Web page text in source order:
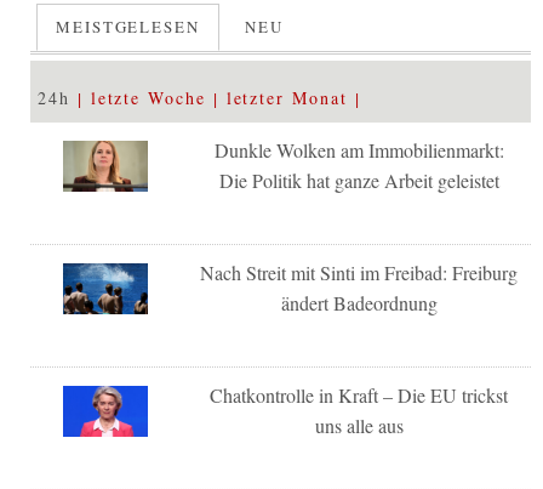
MEISTGELESEN NEU
24h letzte Woche letzter Monat
Dunkle Wolken am Immobilienmarkt:
Die Politik hat ganze Arbeit geleistet
Nach Streit mit Sinti im Freibad: Freiburg
ändert Badeordnung
Chatkontrolle in Kraft – Die EU trickst
uns alle aus